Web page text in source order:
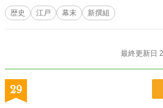
歴史 江戸 幕末 新撰組
最終更新日
29